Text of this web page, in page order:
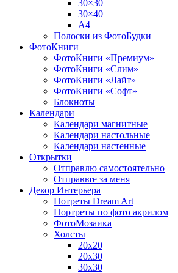
30×30
30×40
A4
Полоски из ФотоБудки
ФотоКниги
ФотоКниги «Премиум»
ФотоКниги «Слим»
ФотоКниги «Лайт»
ФотоКниги «Софт»
Блокноты
Календари
Календари магнитные
Календари настольные
Календари настенные
Открытки
Отправлю самостоятельно
Отправьте за меня
Декор Интерьера
Потреты Dream Art
Портреты по фото акрилом
ФотоМозаика
Холсты
20х20
20х30
30х30